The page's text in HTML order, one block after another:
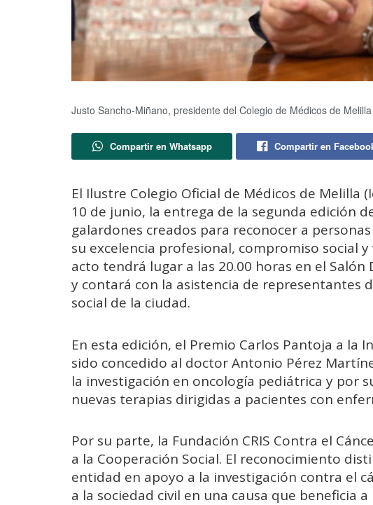
Justo Sancho-Miñano, presidente del Colegio de Médicos de Melilla
Compartir en Whatsapp Compartir en
El Ilustre Colegio Oficial de Médicos de Melilla
10 de junio, la entrega de la segunda edición
galardones creados para reconocer a
su excelencia profesional, compromiso social y
acto tendrá lugar a las 20.00 horas en el Salón
y contará con la asistencia de
social de la ciudad.
En esta edición, el Premio Carlos Pantoja a la
sido concedido al doctor Antonio Pérez
la investigación en oncología pediátrica y por
nuevas terapias dirigidas a pacientes con
Por su parte, la Fundación CRIS Contra el
a la Cooperación Social. El reconocimiento
entidad en apoyo a la investigación contra el
a la sociedad civil en una causa que beneficia